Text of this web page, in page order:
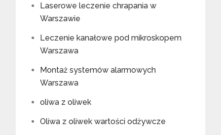
Laserowe leczenie chrapania w
Warszawie
Leczenie kanałowe pod mikroskopem
Warszawa
Montaż systemów alarmowych
Warszawa
oliwa z oliwek
Oliwa z oliwek wartości odżywcze